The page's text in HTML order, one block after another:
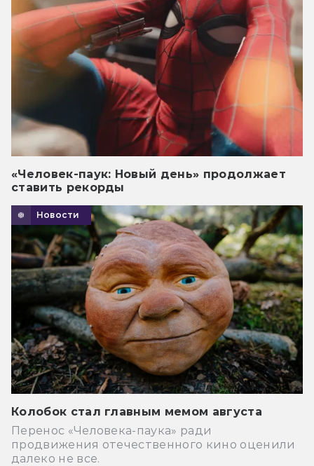
«Человек-паук: Новый день» продолжает
ставить рекорды
Новости
Колобок стал главным мемом августа
Перенос «Человека-паука» ради
продвижения отечественного кино оценили
далеко не все.